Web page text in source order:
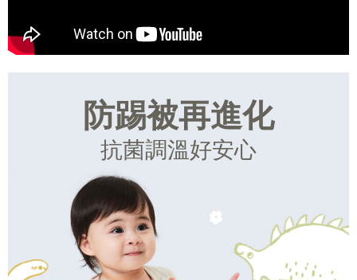
防踢被再進化
抗菌調溫好安心